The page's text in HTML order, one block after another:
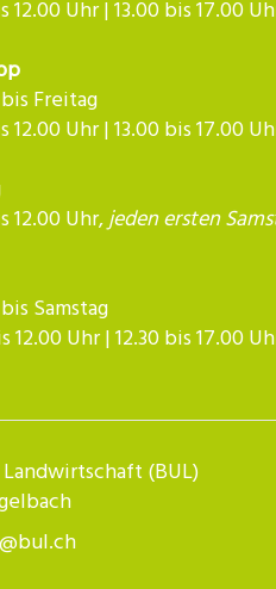
12.00 Uhr | 13.00 bis 17.00
Freitag
12.00 Uhr | 13.00 bis 17.00
12.00 Uhr,jeden ersten
Samstag
12.00 Uhr | 12.30 bis 17.00
(BUL)